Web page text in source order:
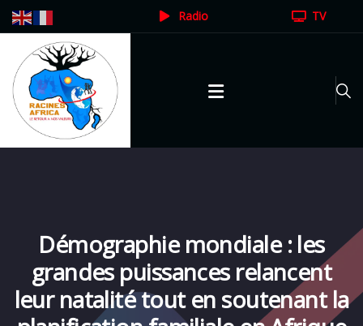
Radio TV
Démographie mondiale : les
grandes puissances relancent
leur natalité tout en soutenant la